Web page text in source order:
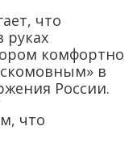
что
руках
комфортно
в
России.
что